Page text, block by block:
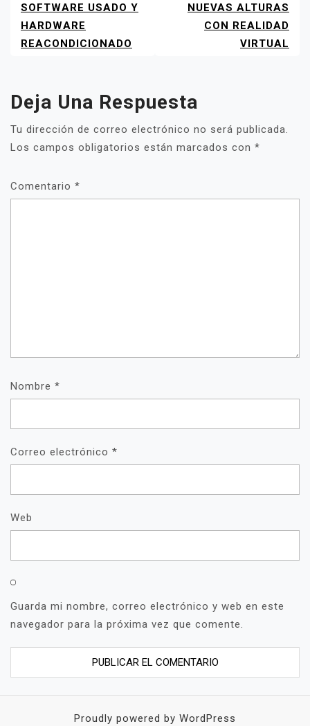
SOFTWARE USADO Y
HARDWARE
REACONDICIONADO
NUEVAS ALTURAS
CON REALIDAD
VIRTUAL
Deja Una Respuesta
Tu dirección de correo electrónico no será publicada.
Los campos obligatorios están marcados con *
Comentario *
Nombre *
Correo electrónico *
Web
Guarda mi nombre, correo electrónico y web en este
navegador para la próxima vez que comente.
Proudly powered by WordPress